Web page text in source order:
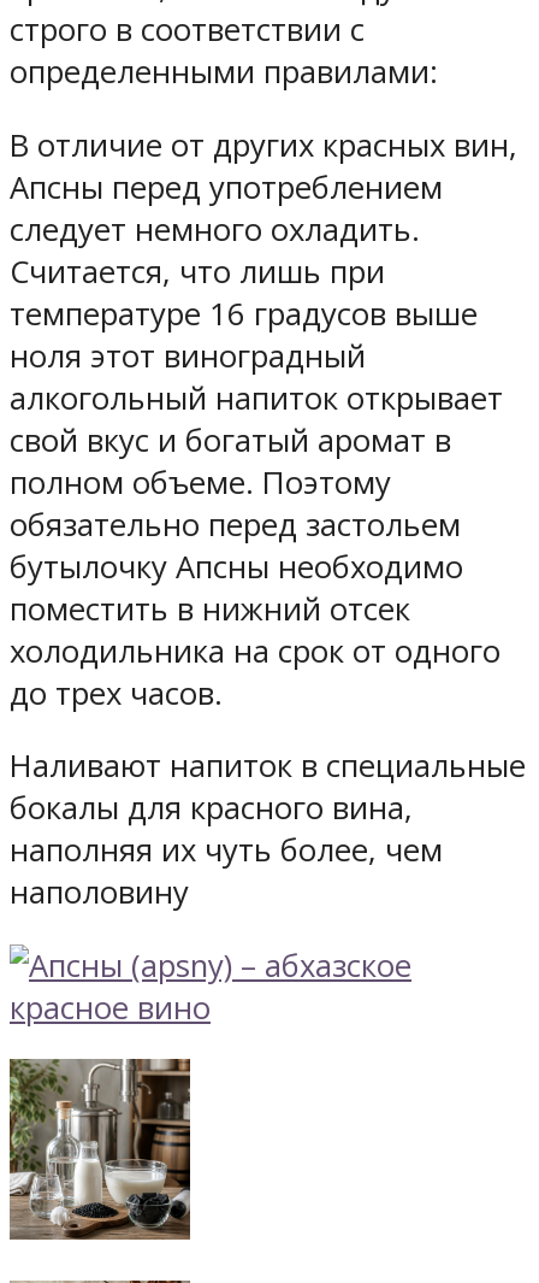
строго в соответствии с
определенными правилами:
В отличие от других красных вин,
Апсны перед употреблением
следует немного охладить.
Считается, что лишь при
температуре 16 градусов выше
ноля этот виноградный
алкогольный напиток открывает
свой вкус и богатый аромат в
полном объеме. Поэтому
обязательно перед застольем
бутылочку Апсны необходимо
поместить в нижний отсек
холодильника на срок от одного
до трех часов.
Наливают напиток в специальные
бокалы для красного вина,
наполняя их чуть более, чем
наполовину